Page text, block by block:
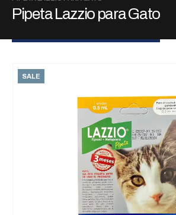
Pipeta Lazzio para Gato
SALE